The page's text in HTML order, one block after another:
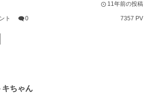
11年前の投稿
ト 0 7357 PV
キちゃん